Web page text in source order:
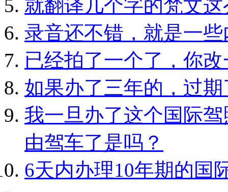
就翻译几个字的梵文
录音还不错，就是一
已经拍了一个了，你
如果办了三年的，过
我一旦办了这个国际
由驾车了是吗？
6天内办理10年期的国